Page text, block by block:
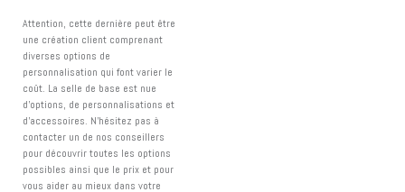
Attention, cette dernière peut être
une création client comprenant
diverses options de
personnalisation qui font varier le
coût. La selle de base est nue
d'options, de personnalisations et
d'accessoires. N'hésitez pas à
contacter un de nos conseillers
pour découvrir toutes les options
possibles ainsi que le prix et pour
vous aider au mieux dans votre